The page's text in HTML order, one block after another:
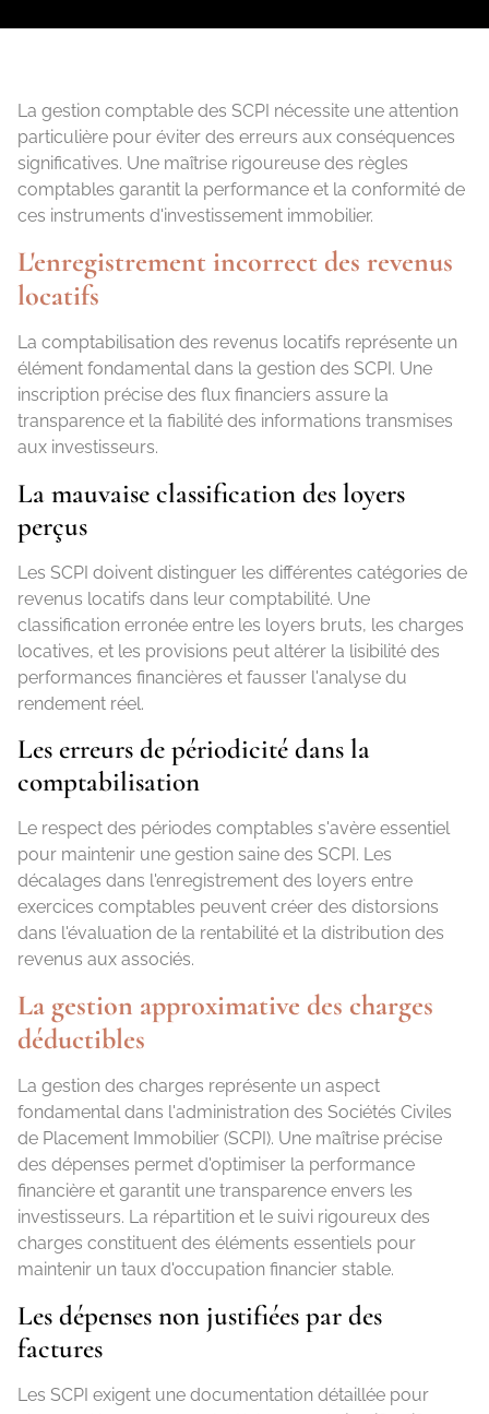
La gestion comptable des SCPI nécessite une attention
particulière pour éviter des erreurs aux conséquences
significatives. Une maîtrise rigoureuse des règles
comptables garantit la performance et la conformité de
ces instruments d'investissement immobilier.
L'enregistrement incorrect des revenus
locatifs
La comptabilisation des revenus locatifs représente un
élément fondamental dans la gestion des SCPI. Une
inscription précise des flux financiers assure la
transparence et la fiabilité des informations transmises
aux investisseurs.
La mauvaise classification des loyers
perçus
Les SCPI doivent distinguer les différentes catégories de
revenus locatifs dans leur comptabilité. Une
classification erronée entre les loyers bruts, les charges
locatives, et les provisions peut altérer la lisibilité des
performances financières et fausser l'analyse du
rendement réel.
Les erreurs de périodicité dans la
comptabilisation
Le respect des périodes comptables s'avère essentiel
pour maintenir une gestion saine des SCPI. Les
décalages dans l'enregistrement des loyers entre
exercices comptables peuvent créer des distorsions
dans l'évaluation de la rentabilité et la distribution des
revenus aux associés.
La gestion approximative des charges
déductibles
La gestion des charges représente un aspect
fondamental dans l'administration des Sociétés Civiles
de Placement Immobilier (SCPI). Une maîtrise précise
des dépenses permet d'optimiser la performance
financière et garantit une transparence envers les
investisseurs. La répartition et le suivi rigoureux des
charges constituent des éléments essentiels pour
maintenir un taux d'occupation financier stable.
Les dépenses non justifiées par des
factures
Les SCPI exigent une documentation détaillée pour